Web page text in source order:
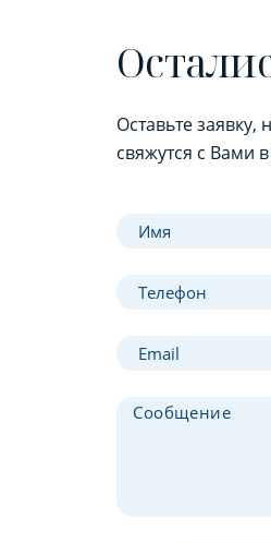
Оставьте заявку,
свяжутся с Вами